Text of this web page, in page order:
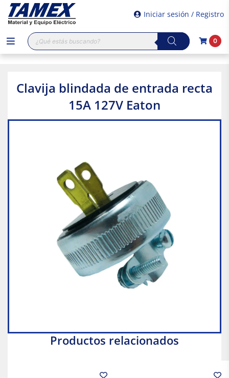
Iniciar sesión / Registro
Búsqueda
de
productos
0
Clavija blindada de entrada recta
15A 127V Eaton
Productos relacionados